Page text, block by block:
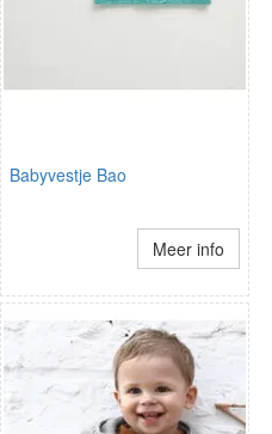
Babyvestje Bao
Meer info